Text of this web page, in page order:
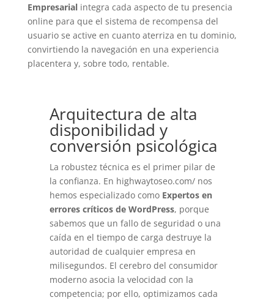
Empresarialintegra cada aspecto de tu presencia
online para que el sistema de recompensa del
usuario se active en cuanto aterriza en tu dominio,
convirtiendo la navegación en una experiencia
placentera y, sobre todo, rentable.
Arquitectura de alta
disponibilidad y
conversión psicológica
La robustez técnica es el primer pilar de
la confianza. En highwaytoseo.com/ nos
hemos especializado como Expertos en
errores críticos de WordPress, porque
sabemos que un fallo de seguridad o una
caída en el tiempo de carga destruye la
autoridad de cualquier empresa en
milisegundos. El cerebro del consumidor
moderno asocia la velocidad con la
competencia; por ello, optimizamos cada